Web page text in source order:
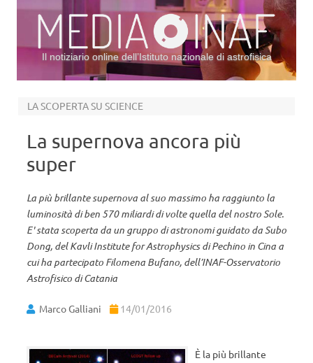
Il notiziario online dell’Istituto nazionale di astrofisica
LA SCOPERTA SU SCIENCE
La supernova ancora più
super
La più brillante supernova al suo massimo ha raggiunto la
luminosità di ben 570 miliardi di volte quella del nostro Sole.
E' stata scoperta da un gruppo di astronomi guidato da Subo
Dong, del Kavli Institute for Astrophysics di Pechino in Cina a
cui ha partecipato Filomena Bufano, dell’INAF-Osservatorio
Astrofisico di Catania
Marco Galliani 14/01/2016
È la più brillante